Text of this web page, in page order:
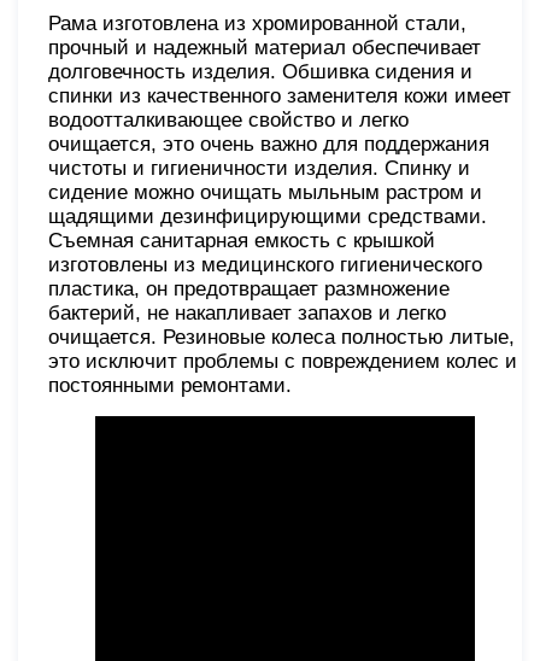
Рама изготовлена из хромированной стали,
прочный и надежный материал обеспечивает
долговечность изделия. Обшивка сидения и
спинки из качественного заменителя кожи имеет
водоотталкивающее свойство и легко
очищается, это очень важно для поддержания
чистоты и гигиеничности изделия. Спинку и
сидение можно очищать мыльным растром и
щадящими дезинфицирующими средствами.
Съемная санитарная емкость с крышкой
изготовлены из медицинского гигиенического
пластика, он предотвращает размножение
бактерий, не накапливает запахов и легко
очищается. Резиновые колеса полностью литые,
это исключит проблемы с повреждением колес и
постоянными ремонтами.